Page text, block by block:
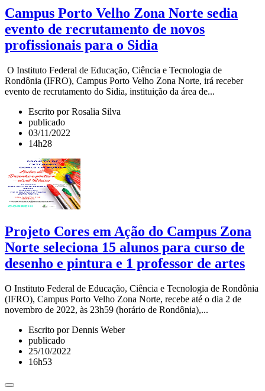
Campus Porto Velho Zona Norte sedia
evento de recrutamento de novos
profissionais para o Sidia
O Instituto Federal de Educação, Ciência e Tecnologia de
Rondônia (IFRO), Campus Porto Velho Zona Norte, irá receber
evento de recrutamento do Sidia, instituição da área de...
Escrito por Rosalia Silva
publicado
03/11/2022
14h28
Projeto Cores em Ação do Campus Zona
Norte seleciona 15 alunos para curso de
desenho e pintura e 1 professor de artes
O Instituto Federal de Educação, Ciência e Tecnologia de Rondônia
(IFRO), Campus Porto Velho Zona Norte, recebe até o dia 2 de
novembro de 2022, às 23h59 (horário de Rondônia),...
Escrito por Dennis Weber
publicado
25/10/2022
16h53